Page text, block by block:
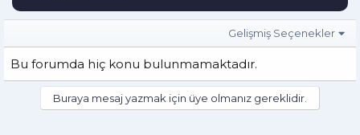
Gelişmiş Seçenekler
Bu forumda hiç konu bulunmamaktadır.
Buraya mesaj yazmak için üye olmanız gereklidir.